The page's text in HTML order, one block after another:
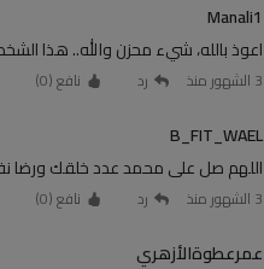
Manali1
اعوذ بالله، شيء محزن والله.. هذا
3 الشهور منذ رد نافع (0
)
B_FIT_WAEL
اللهم صل على محمد عدد خلقك ورضا
3 الشهور منذ رد نافع (0
)
عمرعطوةالأزهري